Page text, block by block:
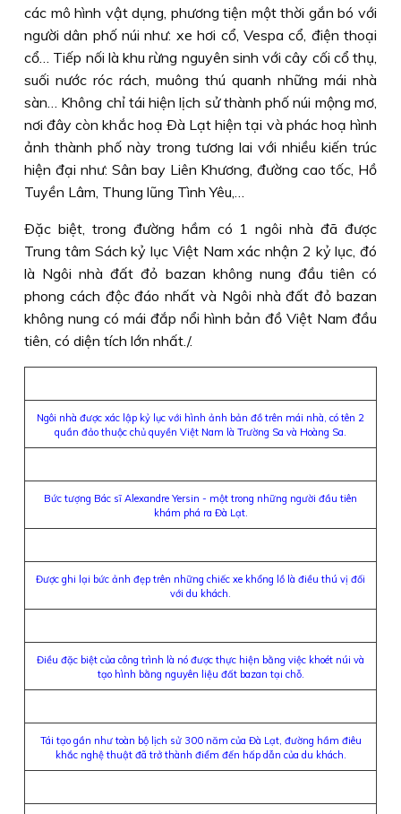
các mô hình vật dụng, phương tiện một thời gắn bó với
người dân phố núi như: xe hơi cổ, Vespa cổ, điện thoại
cổ… Tiếp nối là khu rừng nguyên sinh với cây cối cổ thụ,
suối nước róc rách, muông thú quanh những mái nhà
sàn… Không chỉ tái hiện lịch sử thành phố núi mộng mơ,
nơi đây còn khắc hoạ Ðà Lạt hiện tại và phác hoạ hình
ảnh thành phố này trong tương lai với nhiều kiến trúc
hiện đại như: Sân bay Liên Khương, đường cao tốc, Hồ
Tuyền Lâm, Thung lũng Tình Yêu,…
Ðặc biệt, trong đường hầm có 1 ngôi nhà đã được
Trung tâm Sách kỷ lục Việt Nam xác nhận 2 kỷ lục, đó
là Ngôi nhà đất đỏ bazan không nung đầu tiên có
phong cách độc đáo nhất và Ngôi nhà đất đỏ bazan
không nung có mái đắp nổi hình bản đồ Việt Nam đầu
tiên, có diện tích lớn nhất./.
Ngôi nhà được xác lập kỷ lục với hình ảnh bản đồ trên mái nhà, có tên 2
quần đảo thuộc chủ quyền Việt Nam là Trường Sa và Hoàng Sa.
Bức tượng Bác sĩ Alexandre Yersin - một trong những người đầu tiên
khám phá ra Đà Lạt.
Được ghi lại bức ảnh đẹp trên những chiếc xe khổng lồ là điều thú vị đối
với du khách.
Điều đặc biệt của công trình là nó được thực hiện bằng việc khoét núi và
tạo hình bằng nguyên liệu đất bazan tại chỗ.
Tái tạo gần như toàn bộ lịch sử 300 năm của Đà Lạt, đường hầm điêu
khắc nghệ thuật đã trở thành điểm đến hấp dẫn của du khách.